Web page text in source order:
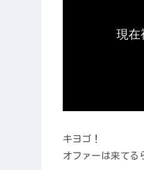
キヨゴ！
オファーは来てる